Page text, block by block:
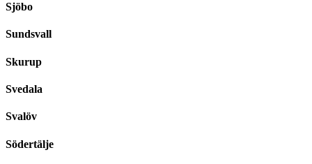
Sjöbo
Sundsvall
Skurup
Svedala
Svalöv
Södertälje